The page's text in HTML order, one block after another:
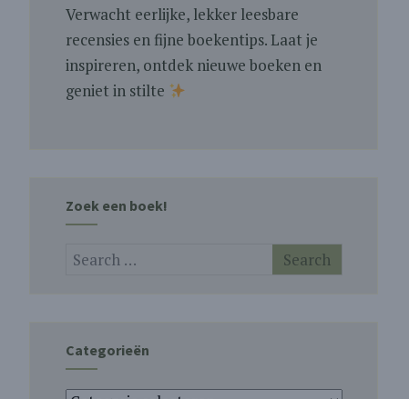
Verwacht eerlijke, lekker leesbare
recensies en fijne boekentips. Laat je
inspireren, ontdek nieuwe boeken en
geniet in stilte
Zoek een boek!
Categorieën